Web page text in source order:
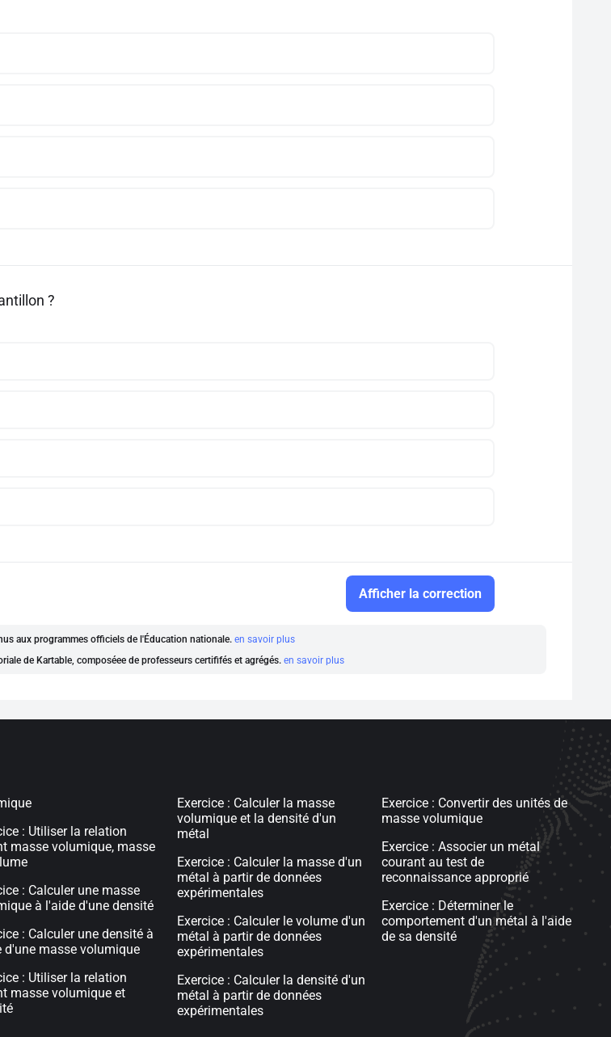
?
Afficher la correction
aux programmes officiels de l'Éducation nationale. en savoir plus
de Kartable, composéee de professeurs certififés et agrégés. en savoir plus
: Utiliser la relation
masse volumique, masse
: Calculer une masse
à l'aide d'une densité
: Calculer une densité à
d'une masse volumique
: Utiliser la relation
masse volumique et
Exercice : Calculer la masse
volumique et la densité d'un
métal
Exercice : Calculer la masse d'un
métal à partir de données
expérimentales
Exercice : Calculer le volume d'un
métal à partir de données
expérimentales
Exercice : Calculer la densité d'un
métal à partir de données
expérimentales
Exercice : Convertir des unités de
masse volumique
Exercice : Associer un métal
courant au test de
reconnaissance approprié
Exercice : Déterminer le
comportement d'un métal à l'aide
de sa densité